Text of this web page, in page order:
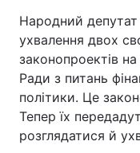
Україна
Економіка
Спорт
Техно і зв'язок
Народний
ухвалення двох
законопроектів на
Ради з питань
політики. Це
Тепер їх
розглядатися й